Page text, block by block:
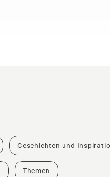
Geschichten und
Themen